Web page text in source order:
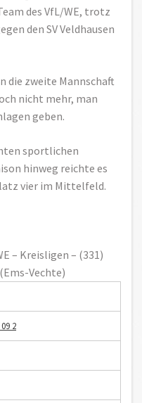
des VfL/WE, trotz
den SV Veldhausen
die zweite Mannschaft
nicht mehr, man
geben.
sportlichen
hinweg reichte es
vier im Mittelfeld.
– Kreisligen – (331)
Vechte)
2